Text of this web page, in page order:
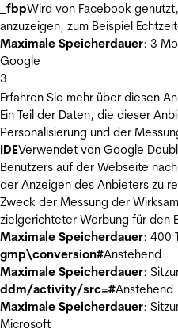
_fbpWird von Facebook
anzuzeigen, zum Beispiel
Maximale Speicherdauer: 3
Google
3
Erfahren Sie mehr über diesen
Ein Teil der Daten, die dieser
Personalisierung und der
IDEVerwendet von Google
Benutzers auf der Webseite
der Anzeigen des Anbieters zu
Zweck der Messung der
zielgerichteter Werbung für den
Maximale Speicherdauer: 400
gmp\conversion#Anstehend
Maximale Speicherdauer:
ddm/activity/src=#Anstehend
Maximale Speicherdauer:
Microsoft